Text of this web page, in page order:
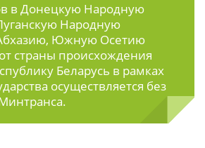
в Донецкую Народную
Народную
Южную Осетию
страны происхождения
Беларусь в рамках
осуществляется без